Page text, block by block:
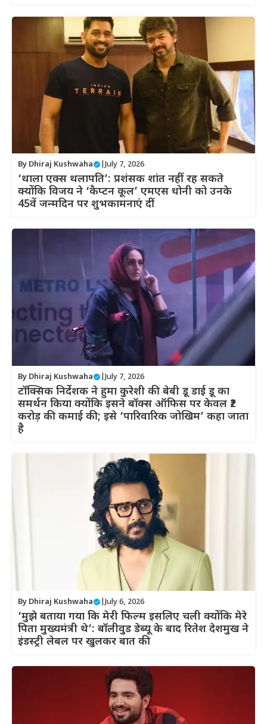
By Dhiraj Kushwaha July 7, 2026
‘थाला एक्स थलापति’: प्रशंसक शांत नहीं रह सकते
क्योंकि विजय ने ‘कैप्टन कूल’ एमएस धोनी को उनके
45वें जन्मदिन पर शुभकामनाएं दीं
By Dhiraj Kushwaha July 7, 2026
टॉक्सिक निर्देशक ने हुमा कुरेशी की बेबी डू डाई डू का
समर्थन किया क्योंकि इसने बॉक्स ऑफिस पर केवल ₹2
करोड़ की कमाई की; इसे ‘पारिवारिक जोखिम’ कहा जाता
है
By Dhiraj Kushwaha July 6, 2026
‘मुझे बताया गया कि मेरी फिल्म इसलिए चली क्योंकि मेरे
पिता मुख्यमंत्री थे’: बॉलीवुड डेब्यू के बाद रितेश देशमुख ने
इंडस्ट्री लेबल पर खुलकर बात की